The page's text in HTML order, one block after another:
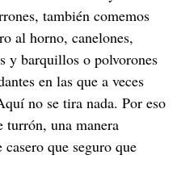
también comemos
al horno, canelones,
y barquillos o polvorones
en las que a veces
no se tira nada. Por eso
turrón, una manera
que seguro que